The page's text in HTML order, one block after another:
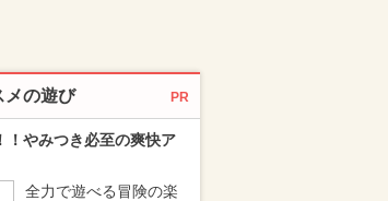
メの遊び PR
！やみつき必至の爽快ア
全力で遊べる冒険の楽